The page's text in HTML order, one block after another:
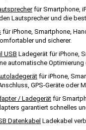
für Smartphone,
Lautsprecher und die
für iPhone, Smartphone,
und sicherer.
USB Ladegerät für iPhone,
automatische
für iPhone,
GPS-Geräte oder
/ Ladegerät für
garantiert schnelles
Datenkabel Ladekabel